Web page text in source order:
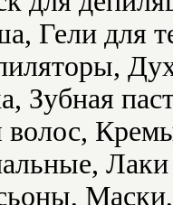
Гели для
Зубная
волос,